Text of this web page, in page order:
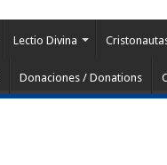
Lectio Divina
Donaciones / Donations